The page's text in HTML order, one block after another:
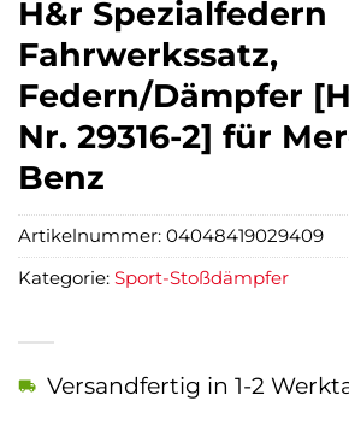
H&r Spezialfedern
Fahrwerkssatz,
Federn/Dämpfer
Nr. 29316-2] für
Benz
Versandfertig in 1-2
Artikelnummer: 04048419029409
Kategorie: Sport-Stoßdämpfer